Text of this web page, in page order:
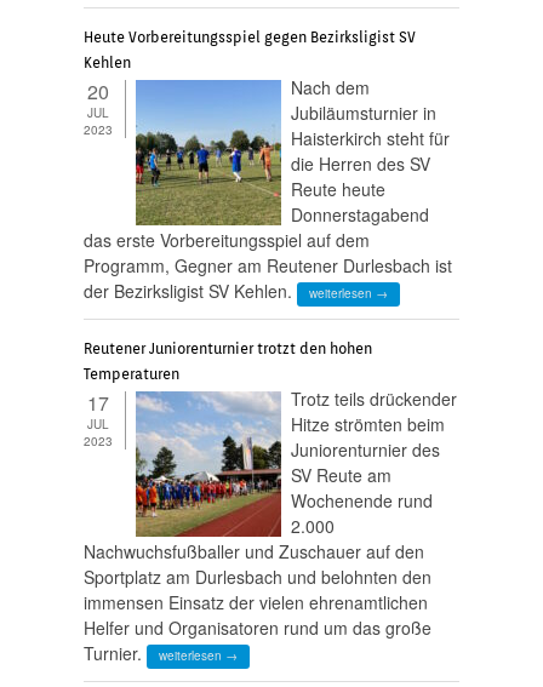
Heute Vorbereitungsspiel gegen Bezirksligist SV
Kehlen
20
JUL
2023
Nach dem
Jubiläumsturnier in
Haisterkirch steht für
die Herren des SV
Reute heute
Donnerstagabend
das erste Vorbereitungsspiel auf dem
Programm, Gegner am Reutener Durlesbach ist
der Bezirksligist SV Kehlen.
weiterlesen →
Reutener Juniorenturnier trotzt den hohen
Temperaturen
17
JUL
2023
Trotz teils drückender
Hitze strömten beim
Juniorenturnier des
SV Reute am
Wochenende rund
2.000
Nachwuchsfußballer und Zuschauer auf den
Sportplatz am Durlesbach und belohnten den
immensen Einsatz der vielen ehrenamtlichen
Helfer und Organisatoren rund um das große
Turnier.
weiterlesen →